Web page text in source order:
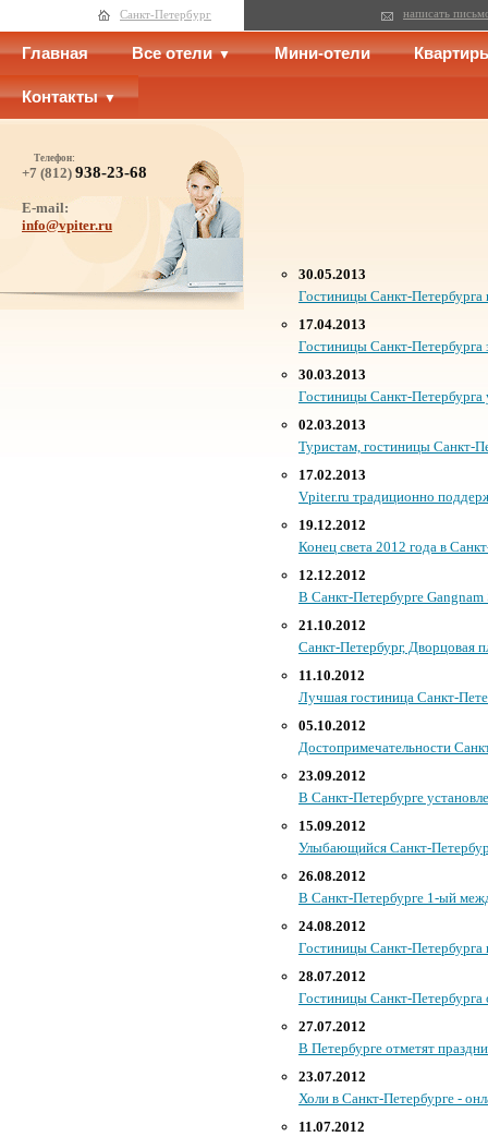
Санкт-Петербург написать
Главная Все отели Мини-отели
Контакты
Телефон:
+7 (812) 938-23-68
E-mail:
info@vpiter.ru
30.05.2013
Гостиницы Санкт-Петербурга
17.04.2013
Гостиницы Санкт-Петербурга
30.03.2013
Гостиницы Санкт-Петербурга
02.03.2013
Туристам, гостиницы Санкт-
17.02.2013
Vpiter.ru традиционно
19.12.2012
Конец света 2012 года в
12.12.2012
В Санкт-Петербурге
21.10.2012
Санкт-Петербург, Дворцовая
11.10.2012
Лучшая гостиница Санкт-
05.10.2012
Достопримечательности
23.09.2012
В Санкт-Петербурге
15.09.2012
Улыбающийся Санкт-
26.08.2012
В Санкт-Петербурге 1-ый
24.08.2012
Гостиницы Санкт-
28.07.2012
Гостиницы Санкт-Петербурга
27.07.2012
В Петербурге отметят
23.07.2012
Холи в Санкт-Петербурге -
11.07.2012